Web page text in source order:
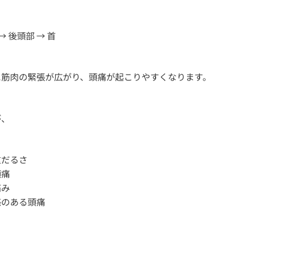
後頭部 → 首
肉の緊張が広がり、頭痛が起こりやすくなります。
るさ
ある頭痛